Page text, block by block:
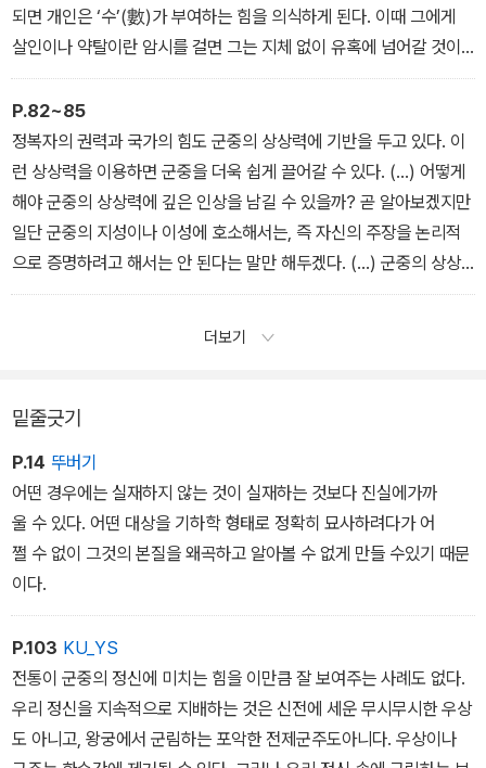
중 속의 개인은 바람결에 이리저리 흩날리는 무수한 모래알과 같다. -
1부 1장
되면 개인은 ‘수’(數)가 부여하는 힘을 의식하게 된다. 이때 그에게
살인이나 약탈이란 암시를 걸면 그는 지체 없이 유혹에 넘어갈 것이
다. 예기치 못한 장애물을 만나도 미친 듯이 때려 부술 것이다. 인간의
몸이 격분한 상태를 영원히 지속할 수 있다면, 그렇게 격분한 상태가
억눌린 욕망을 가진 군중의 정상적인 모습이라고 할 수 있다. - 1부 2
장
P.82~85
정복자의 권력과 국가의 힘도 군중의 상상력에 기반을 두고 있다. 이
런 상상력을 이용하면 군중을 더욱 쉽게 끌어갈 수 있다. (…) 어떻게
해야 군중의 상상력에 깊은 인상을 남길 수 있을까? 곧 알아보겠지만
일단 군중의 지성이나 이성에 호소해서는, 즉 자신의 주장을 논리적
으로 증명하려고 해서는 안 된다는 말만 해두겠다. (…) 군중의 상상
력에 강한 자극을 주는 것은 하나같이 강렬하고 명확한 이미지 형태
더보기
밑줄긋기
P.14 뚜버기
어떤 경우에는 실재하지 않는 것이 실재하는 것보다 진실에가까
울 수 있다. 어떤 대상을 기하학 형태로 정확히 묘사하려다가 어
쩔 수 없이 그것의 본질을 왜곡하고 알아볼 수 없게 만들 수있기 때문
이다.
P.103 KU_YS
전통이 군중의 정신에 미치는 힘을 이만큼 잘 보여주는 사례도 없다.
우리 정신을 지속적으로 지배하는 것은 신전에 세운 무시무시한 우상
도 아니고, 왕궁에서 군림하는 포악한 전제군주도아니다. 우상이나